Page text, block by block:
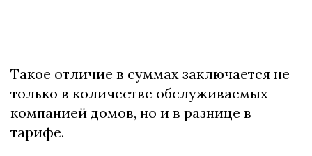
Такое отличие в суммах заключается не
только в количестве обслуживаемых
компанией домов, но и в разнице в
тарифе.